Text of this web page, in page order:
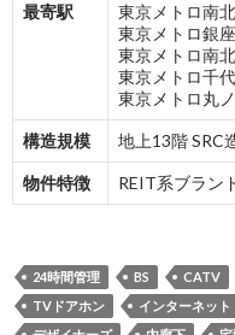
最寄駅
東京メトロ南
東京メトロ銀
東京メトロ南
東京メトロ千
東京メトロ丸
構造規模 地上13階 SRC
物件特徴 REIT系ブラン
24時間管理 BS CATV
TVドアホン
インターネット